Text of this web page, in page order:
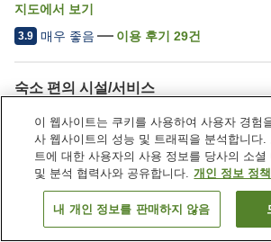
지도에서 보기
3.9 매우 좋음 이용 후기 29건
숙소 편의 시설/서비스
주차장
레스토랑
택배
일본 지바 가쓰우라 바닷가 숙소
객실 보기
이 웹사이트는 쿠키를 사용하여 사용자 경험
사 웹사이트의 성능 및 트래픽을 분석합니다.
트에 대한 사용자의 사용 정보를 당사의 소셜
및 분석 협력사와 공유합니다. 개인 정보 정책
내 개인 정보를 판매하지 않음